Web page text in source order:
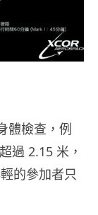
體檢查，例
過 2.15 米，
的參加者只